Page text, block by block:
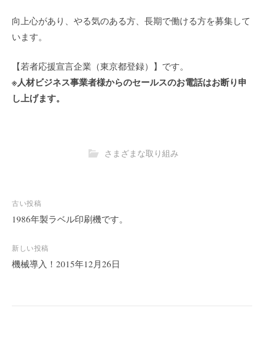
向上心があり、やる気のある方、長期で働ける方を募集して
います。
【若者応援宣言企業（東京都登録）】です。
※人材ビジネス事業者様からのセールスのお電話はお断り申
し上げます。
さまざまな取り組み
投
稿
ビ
ゲ
古い投稿
1986年製ラベル印刷機です。
新しい投稿
機械導入！2015年12月26日